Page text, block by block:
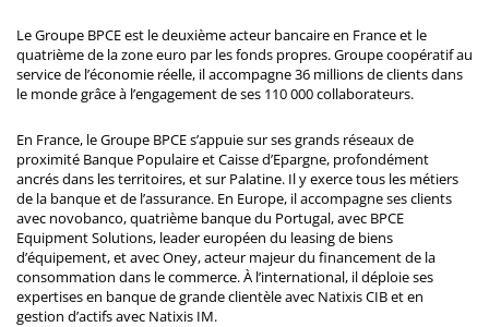
Le Groupe BPCE est le deuxième acteur bancaire en France et le
quatrième de la zone euro par les fonds propres. Groupe coopératif au
service de l’économie réelle, il accompagne 36 millions de clients dans
le monde grâce à l’engagement de ses 110 000 collaborateurs.
En France, le Groupe BPCE s’appuie sur ses grands réseaux de
proximité Banque Populaire et Caisse d’Epargne, profondément
ancrés dans les territoires, et sur Palatine. Il y exerce tous les métiers
de la banque et de l’assurance. En Europe, il accompagne ses clients
avec novobanco, quatrième banque du Portugal, avec BPCE
Equipment Solutions, leader européen du leasing de biens
d’équipement, et avec Oney, acteur majeur du financement de la
consommation dans le commerce. À l’international, il déploie ses
expertises en banque de grande clientèle avec Natixis CIB et en
gestion d’actifs avec Natixis IM.